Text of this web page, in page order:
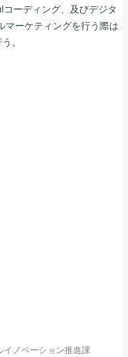
ーディング、及びデジタ
マーケティングを行う際は
。
ノベーション推進課